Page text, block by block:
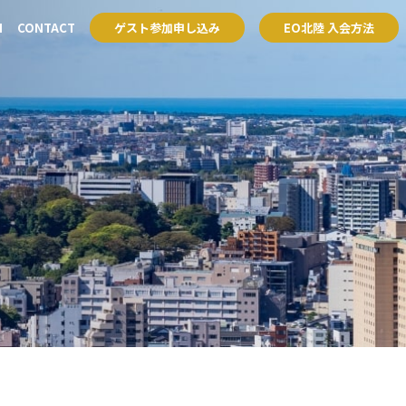
賛助会員
アクセラレーター 塾
賛助会員
アクセラレーター 塾
CONTACT ゲスト参加申し込み EO北陸 入会方法